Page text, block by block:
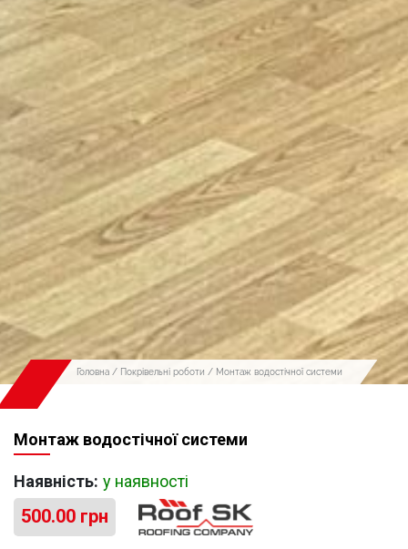
Головна / Покрівельні роботи / Монтаж водостічної системи
Монтаж водостічної системи
Наявність: у наявності
500.00 грн